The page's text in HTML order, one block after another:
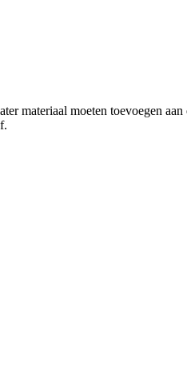
materiaal moeten toevoegen aan